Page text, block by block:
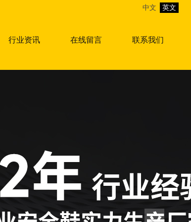
中文 英文
行业资讯 在线留言 联系我们